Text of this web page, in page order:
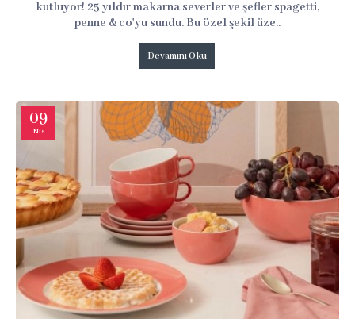
kutluyor! 25 yıldır makarna severler ve şefler spagetti,
penne & co'yu sundu. Bu özel şekil üze..
Devamını Oku
09
Nis